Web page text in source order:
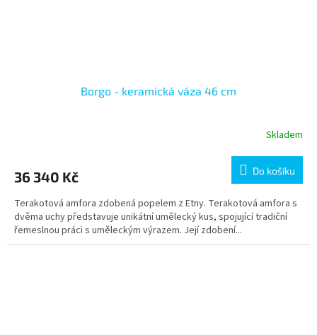
Borgo - keramická váza 46 cm
Skladem
36 340 Kč Do košíku
Terakotová amfora zdobená popelem z Etny. Terakotová amfora s
dvěma uchy představuje unikátní umělecký kus, spojující tradiční
řemeslnou práci s uměleckým výrazem. Její zdobení...